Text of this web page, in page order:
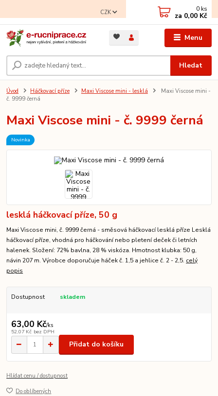
Menu
CZK
Hledat
0 ks
za 0,00 Kč
Úvod Háčkovací příze Maxi Viscose mini - lesklá
Maxi Viscose mini -
č. 9999 černá
Maxi Viscose mini - č. 9999 černá
Novinka
lesklá háčkovací příze, 50 g
Maxi Viscose mini, č. 9999 černá - směsová háčkovací lesklá příze Lesklá
háčkovací příze, vhodná pro háčkování nebo pletení deček či letních
halenek. Složení: 72% bavlna, 28 % viskóza. Hmotnost klubka: 50 g,
návin 207 m. Výrobce doporučuje háček č. 1,5 a jehlice č. 2 - 2,5. celý
popis
Dostupnost skladem
63,00 Kč/ks
52,07 Kč bez DPH
Přidat do košíku
Hlídat cenu / dostupnost
Do oblíbených